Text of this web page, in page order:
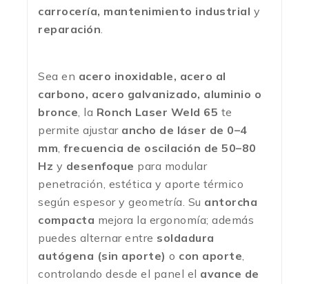
carrocería, mantenimiento industrial y
reparación.
Sea en acero inoxidable, acero al
carbono, acero galvanizado, aluminio o
bronce, la Ronch Laser Weld 65 te
permite ajustar ancho de láser de 0–4
mm, frecuencia de oscilación de 50–80
Hz y desenfoque para modular
penetración, estética y aporte térmico
según espesor y geometría. Su antorcha
compacta mejora la ergonomía; además
puedes alternar entre soldadura
autógena (sin aporte) o con aporte,
controlando desde el panel el avance de